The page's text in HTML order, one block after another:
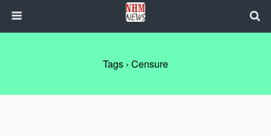
Tags › Censure